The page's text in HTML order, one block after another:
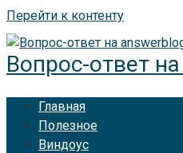
Перейти к контенту
Вопрос-ответ
Главная
Полезное
Виндоус